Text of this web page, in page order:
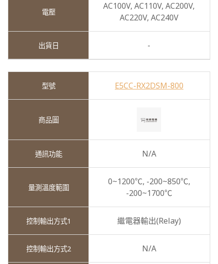
AC100V,AC110V,AC200V,
AC220V, AC240V
-
E5CC-RX2DSM-800
N/A
0~1200℃, -200~850℃,
-200~1700℃
繼電器輸出(Relay)
N/A